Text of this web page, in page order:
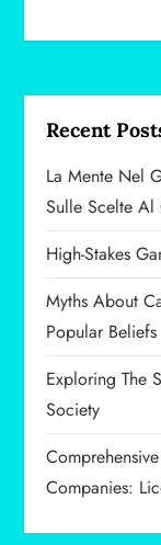
t
n
a
v
i
g
a
t
i
o
n
Recent
La Mente Nel
Sulle Scelte Al
High-Stakes
Myths About
Popular Beliefs
Exploring The
Society
Companies: